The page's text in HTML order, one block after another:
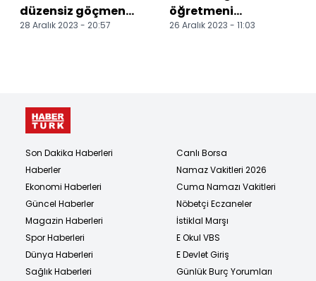
düzensiz göçmen
yakalandı
28 Aralık 2023 - 20:57
öğretmeni
sayesinde jonglör
26 Aralık 2023 - 11:03
Son Dakika Haberleri
Haberler
Ekonomi Haberleri
Güncel Haberler
Magazin Haberleri
Spor Haberleri
Dünya Haberleri
Sağlık Haberleri
Canlı Borsa
Namaz Vakitleri 2026
Cuma Namazı Vakitleri
Nöbetçi Eczaneler
İstiklal Marşı
E Okul VBS
E Devlet Giriş
Günlük Burç Yorumları